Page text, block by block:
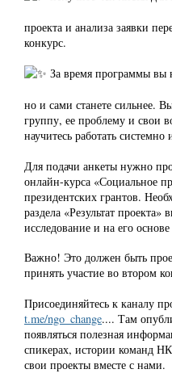
проекта и анализа заявки
конкурс.
За время программы вы
но и сами станете сильнее.
группу, ее проблему и свои
научитесь работать системно
Для подачи анкеты нужно
онлайн-курса «Социальное
президентских грантов.
раздела «Результат проекта»
исследование и на его
Важно! Это должен быть
принять участие во втором
Присоединяйтесь к каналу
t.me/ngo_change.... Там
появляться полезная
спикерах, истории команд
свои проекты вместе с нами.